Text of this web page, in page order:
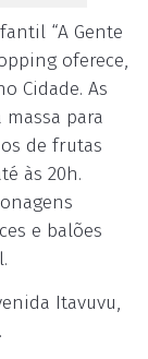
“A Gente
oferece,
Cidade. As
para
de frutas
às 20h.
e balões
Itavuvu,